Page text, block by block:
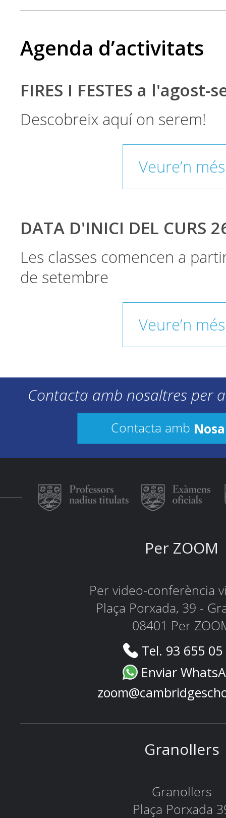
Agenda d’activitats
FIRES I FESTES a l'agost-
Descobreix aquí on serem!
Veure’n més
DATA D'INICI DEL CURS
Les classes comencen a
de setembre
Veure’n més
Contacta amb nosaltres per
Contacta amb
Per ZOOM
Per video-conferència
Plaça Porxada, 39 -
08401 Per
Tel. 93 655
Enviar
Granollers
Granollers
Plaça Porxada